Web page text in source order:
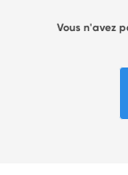
Vous n'avez